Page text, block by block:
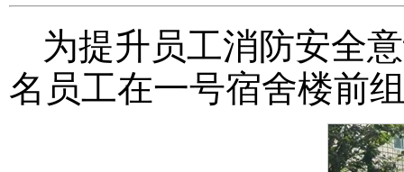
为提升员工消防安全
名员工在一号宿舍楼前